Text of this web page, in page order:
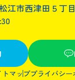
江市西津田５丁
トマッププライバシー